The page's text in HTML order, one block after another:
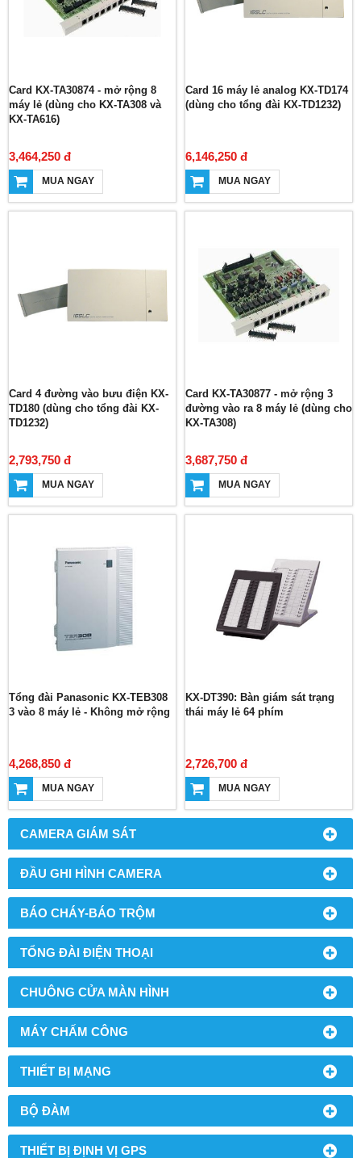
CAMERA GIÁM SÁT
ĐẦU GHI HÌNH CAMERA
BÁO CHÁY-BÁO TRỘM
TỔNG ĐÀI ĐIỆN THOẠI
CHUÔNG CỬA MÀN HÌNH
MÁY CHẤM CÔNG
THIẾT BỊ MẠNG
BỘ ĐÀM
THIẾT BỊ ĐỊNH VỊ GPS
Card KX-TA30874 - mở rộng 8
máy lẻ (dùng cho KX-TA308 và
KX-TA616)
3,464,250 đ
MUA NGAY
Card 16 máy lẻ analog KX-TD174
(dùng cho tổng đài KX-TD1232)
6,146,250 đ
MUA NGAY
Card 4 đường vào bưu điện KX-
TD180 (dùng cho tổng đài KX-
TD1232)
2,793,750 đ
MUA NGAY
Card KX-TA30877 - mở rộng 3
đường vào ra 8 máy lẻ (dùng cho
KX-TA308)
3,687,750 đ
MUA NGAY
Tổng đài Panasonic KX-TEB308
3 vào 8 máy lẻ - Không mở rộng
4,268,850 đ
MUA NGAY
KX-DT390: Bàn giám sát trạng
thái máy lẻ 64 phím
2,726,700 đ
MUA NGAY